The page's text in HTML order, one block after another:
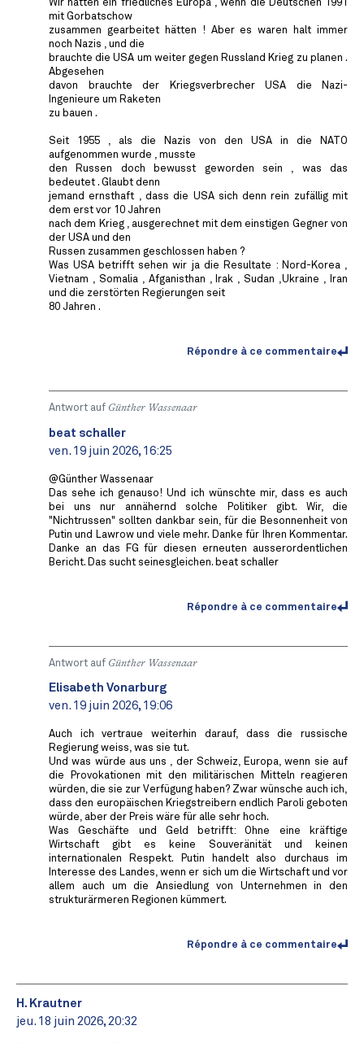
Wir hätten ein friedliches Europa , wenn die Deutschen 1991
mit Gorbatschow
zusammen gearbeitet hätten ! Aber es waren halt immer
noch Nazis , und die
brauchte die USA um weiter gegen Russland Krieg zu planen .
Abgesehen
davon brauchte der Kriegsverbrecher USA die Nazi-
Ingenieure um Raketen
zu bauen .
Seit 1955 , als die Nazis von den USA in die NATO
aufgenommen wurde , musste
den Russen doch bewusst geworden sein , was das
bedeutet . Glaubt denn
jemand ernsthaft , dass die USA sich denn rein zufällig mit
dem erst vor 10 Jahren
nach dem Krieg , ausgerechnet mit dem einstigen Gegner von
der USA und den
Russen zusammen geschlossen haben ?
Was USA betrifft sehen wir ja die Resultate : Nord-Korea ,
Vietnam , Somalia , Afganisthan , Irak , Sudan ,Ukraine , Iran
und die zerstörten Regierungen seit
80 Jahren .
Répondre à ce commentaire
Antwort auf Günther Wassenaar
beat schaller
ven. 19 juin 2026, 16:25
@Günther Wassenaar
Das sehe ich genauso! Und ich wünschte mir, dass es auch
bei uns nur annähernd solche Politiker gibt. Wir, die
"Nichtrussen" sollten dankbar sein, für die Besonnenheit von
Putin und Lawrow und viele mehr. Danke für Ihren Kommentar.
Danke an das FG für diesen erneuten ausserordentlichen
Bericht. Das sucht seinesgleichen. beat schaller
Répondre à ce commentaire
Antwort auf Günther Wassenaar
Elisabeth Vonarburg
ven. 19 juin 2026, 19:06
Auch ich vertraue weiterhin darauf, dass die russische
Regierung weiss, was sie tut.
Und was würde aus uns , der Schweiz, Europa, wenn sie auf
die Provokationen mit den militärischen Mitteln reagieren
würden, die sie zur Verfügung haben? Zwar wünsche auch ich,
dass den europäischen Kriegstreibern endlich Paroli geboten
würde, aber der Preis wäre für alle sehr hoch.
Was Geschäfte und Geld betrifft: Ohne eine kräftige
Wirtschaft gibt es keine Souveränität und keinen
internationalen Respekt. Putin handelt also durchaus im
Interesse des Landes, wenn er sich um die Wirtschaft und vor
allem auch um die Ansiedlung von Unternehmen in den
strukturärmeren Regionen kümmert.
Répondre à ce commentaire
H. Krautner
jeu. 18 juin 2026, 20:32